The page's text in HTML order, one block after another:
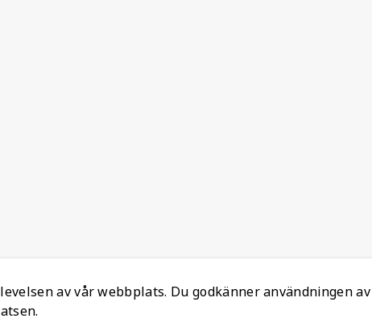
av vår webbplats. Du godkänner användningen av